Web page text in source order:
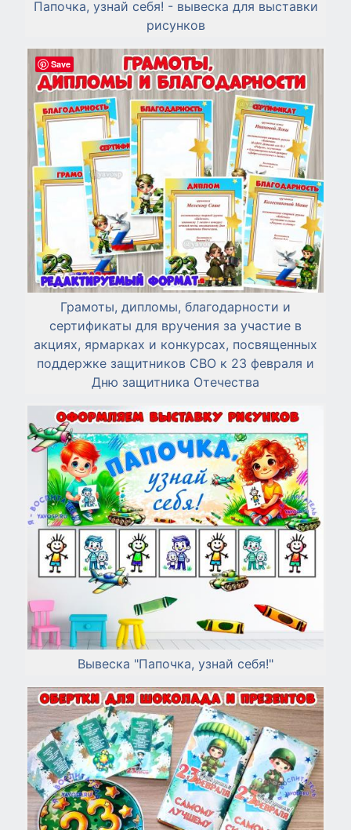
Папочка, узнай себя! - вывеска для выставки
рисунков
Грамоты, дипломы, благодарности и
сертификаты для вручения за участие в
акциях, ярмарках и конкурсах, посвященных
поддержке защитников СВО к 23 февраля и
Дню защитника Отечества
Вывеска "Папочка, узнай себя!"
Save